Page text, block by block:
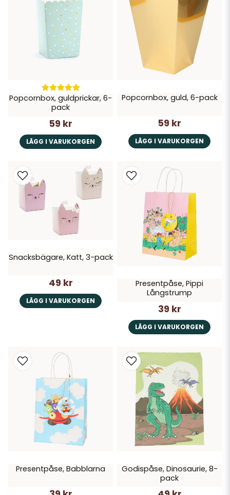
Popcornbox, guldprickar, 6-
pack
59 kr
LÄGG I VARUKORGEN
Popcornbox, guld, 6-pack
59 kr
LÄGG I VARUKORGEN
Snacksbägare, Katt, 3-pack
49 kr
LÄGG I VARUKORGEN
Presentpåse, Pippi
Långstrump
39 kr
LÄGG I VARUKORGEN
Presentpåse, Babblarna
Godispåse, Dinosaurie, 8-
pack